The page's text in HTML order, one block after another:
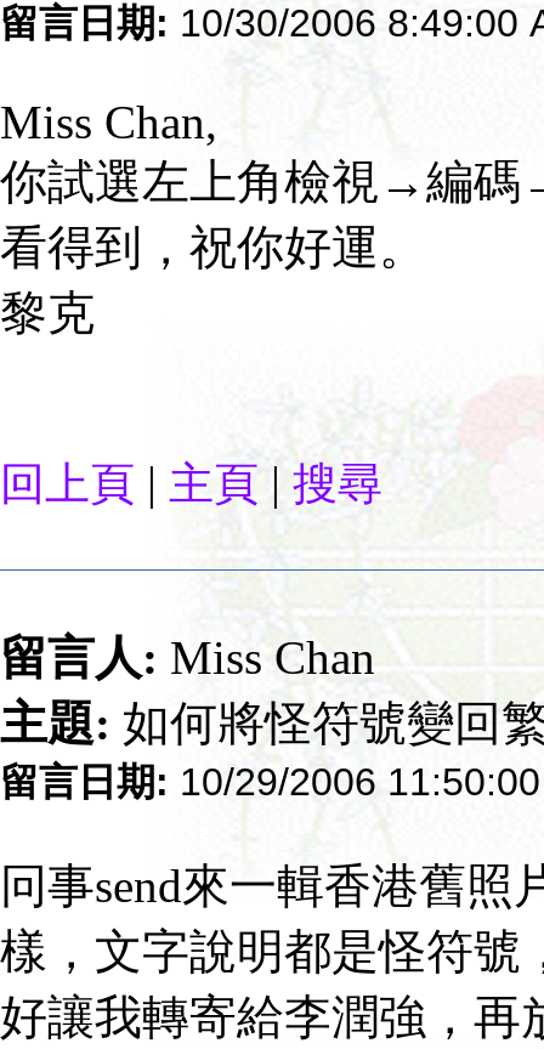
留言日期: 10/30/2006 8:49:00
Miss Chan,
你試選左上角檢視→編碼
看得到，祝你好運。
黎克
回上頁 | 主頁| 搜尋
留言人: Miss Chan
主題: 如何將怪符號變回
留言日期: 10/29/2006
冋事send來一輯香港舊
樣，文字說明都是怪符號
好讓我轉寄給李潤強，再